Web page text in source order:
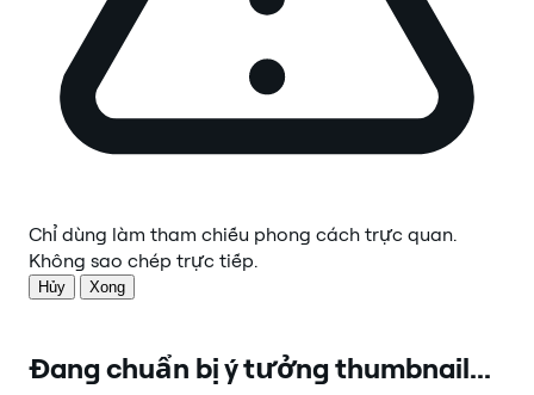
Chỉ dùng làm tham chiếu phong cách trực quan.
Không sao chép trực tiếp.
Hủy Xong
Đang chuẩn bị ý tưởng thumbnail...